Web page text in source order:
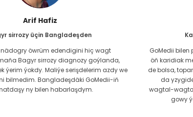
Arif Hafiz
sirrozy üçin Bangladeşden
nädogry öwrüm edendigini hiç wagt
Bagyr sirrozy diagnozy goýlanda,
ýerim ýokdy. Maliýe serişdelerim azdy we
bilmedim. Bangladeşdäki GoMedii-iň
ny bilen habarlaşdym.
GoMedii bilen
öň karidiak
de bolsa,
da
wagtal-
gowy